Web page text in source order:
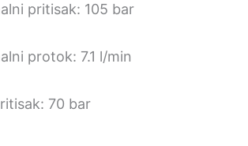
pritisak: 105 bar
protok: 7.1 l/min
70 bar